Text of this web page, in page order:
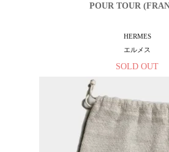
POUR TOUR
HERMES
エルメス
SOLD OUT